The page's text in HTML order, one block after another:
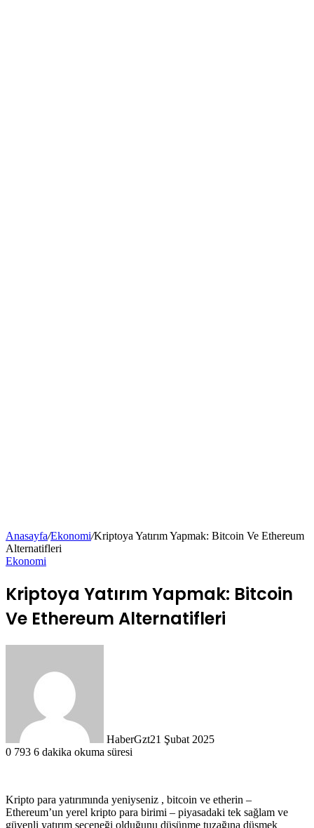
Anasayfa/Ekonomi/Kriptoya Yatırım Yapmak: Bitcoin Ve Ethereum
Alternatifleri
Ekonomi
Kriptoya Yatırım Yapmak: Bitcoin
Ve Ethereum Alternatifleri
HaberGzt21 Şubat 2025
0 793 6 dakika okuma süresi
Kripto para yatırımında yeniyseniz , bitcoin ve etherin –
Ethereum’un yerel kripto para birimi – piyasadaki tek sağlam ve
güvenli yatırım seçeneği olduğunu düşünme tuzağına düşmek